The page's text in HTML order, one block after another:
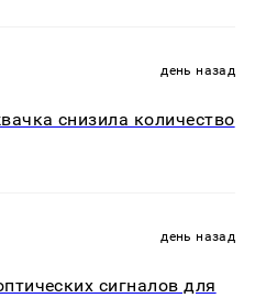
день назад
снизила количество
день назад
сигналов для